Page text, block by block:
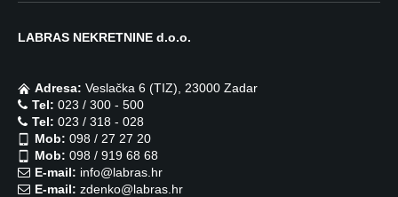
LABRAS NEKRETNINE d.o.o.
Adresa: Veslačka 6 (TIZ), 23000 Zadar
Tel: 023 / 300 - 500
Tel: 023 / 318 - 028
Mob: 098 / 27 27 20
Mob: 098 / 919 68 68
E-mail: info@labras.hr
E-mail: zdenko@labras.hr